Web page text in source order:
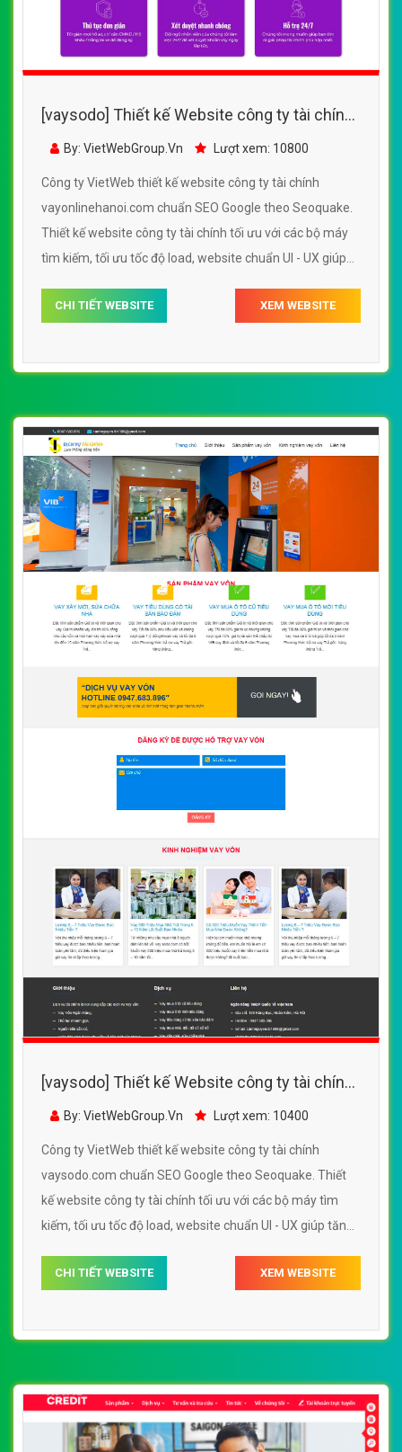
[vaysodo] Thiết kế Website công ty tài chính
- vayonlinehanoi.com - VietWebGroup.Vn
By: VietWebGroup.Vn Lượt xem: 10800
Công ty VietWeb thiết kế website công ty tài chính
vayonlinehanoi.com chuẩn SEO Google theo Seoquake.
Thiết kế website công ty tài chính tối ưu với các bộ máy
tìm kiếm, tối ưu tốc độ load, website chuẩn UI - UX giúp
chính vayonlinehanoi.com
CHI TIẾT WEBSITE XEM WEBSITE
[vaysodo] Thiết kế Website công ty tài chính
- vaysodo.com - VietWebGroup.Vn
By: VietWebGroup.Vn Lượt xem: 10400
Công ty VietWeb thiết kế website công ty tài chính
vaysodo.com chuẩn SEO Google theo Seoquake. Thiết
kế website công ty tài chính tối ưu với các bộ máy tìm
kiếm, tối ưu tốc độ load, website chuẩn UI - UX giúp tăng
vaysodo.com
CHI TIẾT WEBSITE XEM WEBSITE